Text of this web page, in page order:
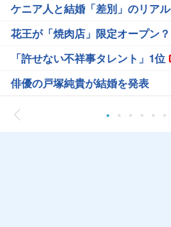
ケニア人と結婚「差別」のリアル
花王が「焼肉店」限定オープン？
「許せない不祥事タレント」1位
俳優の戸塚純貴が結婚を発表